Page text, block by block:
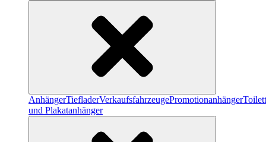
AnhängerTiefladerVerkaufsfahrzeugePromotionanhänger
und Plakatanhänger